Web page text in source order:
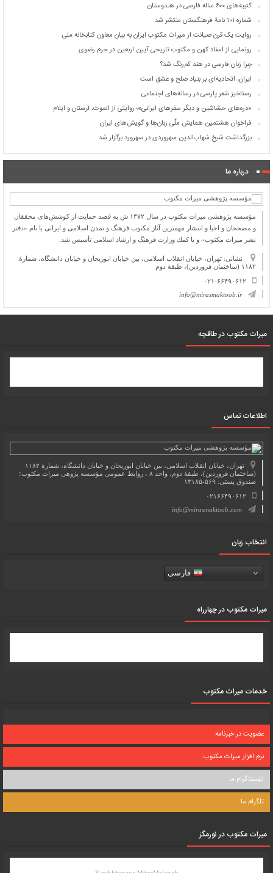
کتیبه‌های ۶۰۰ ساله فارسی در هندوستان
شماره ۱۰۱ نامۀ فرهنگستان منتشر شد
روایت یک قرن صیانت از میراث مکتوب ایران به بیان معاون کتابخانه ملی
رونمایی از اسناد کهن و مکتوب تاریخی آیین اربعین در حرم رضوی
چرا زبان فارسی در هند کم‌رنگ شد؟
ایران، اتحادیه‌ای بر بنیاد صلح و عشق است
رستاخیز شعر پارسی در رسانه‌های اجتماعی
«دره‌های حشاشین و دیگر سفرهای ایرانی»؛ روایتی از الموت، لرستان و ایلام
فراخوان هشتمین همایش ملّی زبان‌ها و گویش‌های ایران
بزرگداشت شیخ شهاب‌الدین سهروردی در سهرورد برگزار شد
درباره ما
مؤسسه پژوهشی میراث مكتوب در سال ۱۳۷۲ ش به قصد حمایت از كوشش‌های محققان
و مصححان و احیا و انتشار مهمترین آثار مكتوب فرهنگ و تمدن اسلامی و ایرانی با نام «دفتر
نشر میراث مكتوب» و با كمك وزارت فرهنگ و ارشاد اسلامی تأسیس شد.
نشانی: تهران، خیابان انقلاب اسلامی، بین خیابان ابوریحان و خیابان دانشگاه، شمارۀ
۱۱۸۲ (ساختمان فروردین)، طبقۀ دوم
۰۲۱-۶۶۴۹۰۶۱۲
info@mirasmaktoob.ir
میرات مکتوب در طاقچه
اطلاعات تماس
تهران، خیابان انقلاب اسلامی، بین خیابان ابوریحان و خیابان دانشگاه، شمارۀ ۱۱۸۲
(ساختمان فروردین)، طبقۀ دوم، واحد ۸ ، روابط عمومی مؤسسه پژوهی میراث مکتوب؛
صندوق پستی: ۵۶۹-۱۳۱۸۵
۰۲۱۶۶۴۹۰۶۱۲
info@mirasmaktoob.com
انتخاب زبان
فارسی
میرات مکتوب در چهارراه
خدمات میراث مکتوب
عضویت در خبرنامه
نرم افزار میراث مکتوب
اینستاگرام ما
تلگرام ما
میرات مکتوب در نورمگز